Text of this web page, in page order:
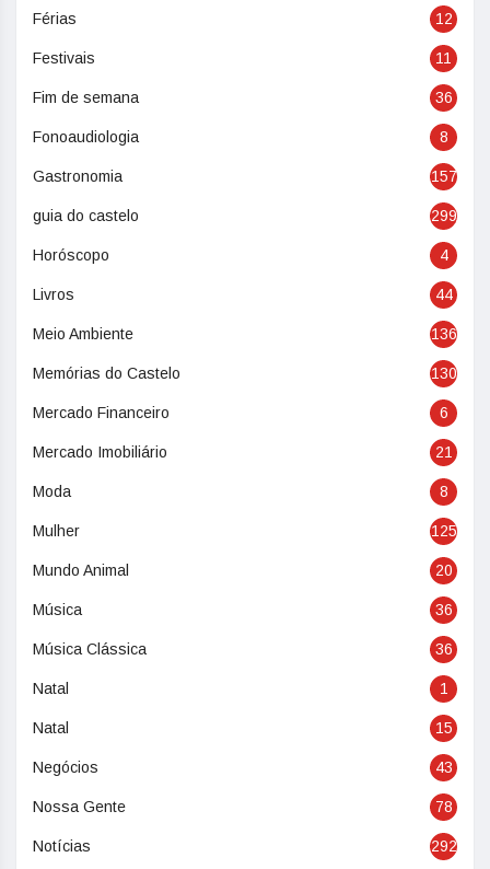
Férias 12
Festivais 11
Fim de semana 36
Fonoaudiologia 8
Gastronomia 157
guia do castelo 299
Horóscopo 4
Livros 44
Meio Ambiente 136
Memórias do Castelo 130
Mercado Financeiro 6
Mercado Imobiliário 21
Moda 8
Mulher 125
Mundo Animal 20
Música 36
Música Clássica 36
Natal 1
Natal 15
Negócios 43
Nossa Gente 78
Notícias 292